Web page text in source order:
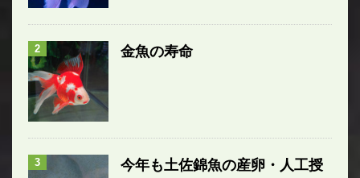
2 金魚の寿命
3
今年も土佐錦魚の産卵・人工授